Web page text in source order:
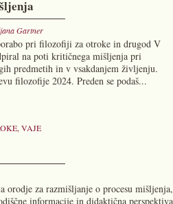
Gartner
pri filozofiji za otroke in drugod V
na poti kritičnega mišljenja pri
predmetih in v vsakdanjem življenju.
filozofije 2024. Preden se podaš...
, VAJE
orodje za razmišljanje o procesu mišljenja,
informacije in didaktična perspektiva